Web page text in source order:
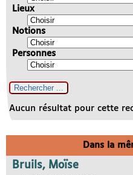
Lieux
Notions
Personnes
Aucun résultat pour cette
Dans la
Bruils, Moïse